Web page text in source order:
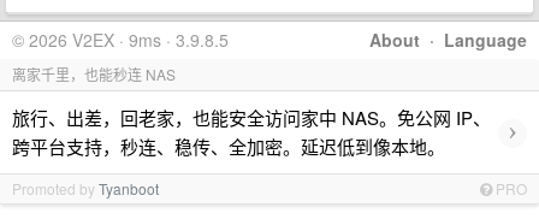
About · Language
© 2026 V2EX · 9ms · 3.9.8.5
离家千里，也能秒连 NAS
旅行、出差，回老家，也能安全访问家中 NAS。免公网 IP、
跨平台支持，秒连、稳传、全加密。延迟低到像本地。
›
Promoted byTyanboot PRO